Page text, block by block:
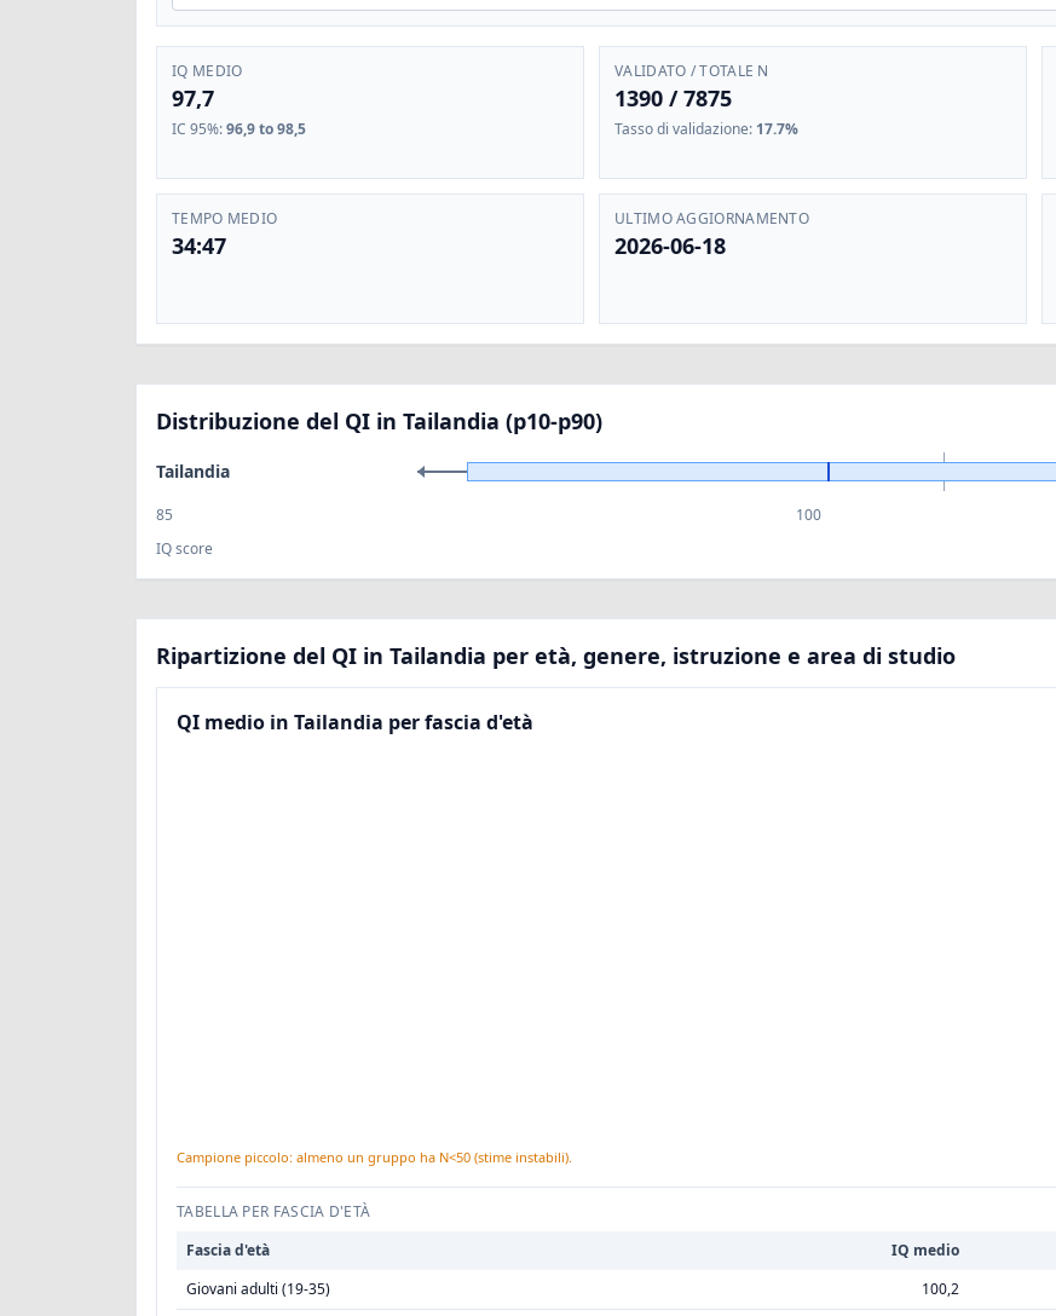
IQ MEDIO
97,7
IC 95%:96,9 to 98,5
VALIDATO / TOTALE N
1390 /7875
Tasso di validazione: 17.7%
TEMPO MEDIO
34:47
ULTIMO AGGIORNAMENTO
2026-06-18
Distribuzione del QI in Tailandia (p10-p90)
Tailandia
85 100
IQ score
Ripartizione del QI in Tailandia per età, genere, istruzione e area di studio
QI medio in Tailandia per fascia d'età
Campione piccolo: almeno un gruppo ha N<50 (stime instabili).
TABELLA PER FASCIA D'ETÀ
Fascia d'età
IQ medio
Giovani adulti (19-35)
100,2